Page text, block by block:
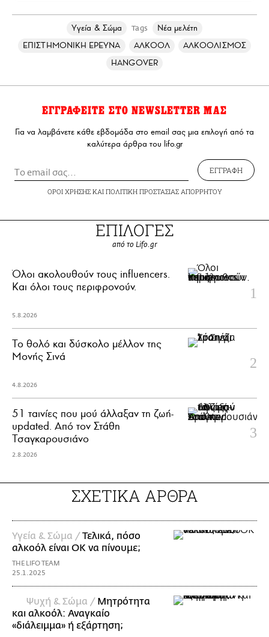
Υγεία & Σώμα Tags
Νέα μελέτη
ΕΠΙΣΤΗΜΟΝΙΚΗ ΕΡΕΥΝΑ
ΑΛΚΟΟΛ
ΑΛΚΟΟΛΙΣΜΟΣ
HANGOVER
ΕΓΓΡΑΦΕΙΤΕ ΣΤΟ NEWSLETTER ΜΑΣ
Για να λαμβάνετε κάθε εβδομάδα στο email σας μια επιλογή από τα
καλύτερα άρθρα του lifo.gr
ΕΓΓΡΑΦΗ
ΟΡΟΙ ΧΡΗΣΗΣΚΑΙ ΠΟΛΙΤΙΚΗ ΠΡΟΣΤΑΣΙΑΣ ΑΠΟΡΡΗΤΟΥ
ΕΠΙΛΟΓΕΣ
από το Lifo.gr
Όλοι ακολουθούν τους influencers.
Και όλοι τους περιφρονούν.
5.8.2026
Το θολό και δύσκολο μέλλον της
Μονής Σινά
4.8.2026
51 ταινίες που μού άλλαξαν τη ζωή-
updated. Aπό τον Στάθη
Τσαγκαρουσιάνο
2.8.2026
ΣΧΕΤΙΚΑ ΑΡΘΡΑ
Υγεία & Σώμα /Τελικά, πόσο
αλκοόλ είναι ΟΚ να πίνουμε;
THE LIFO TEAM
25.1.2025
Ψυχή & Σώμα / Μητρότητα
και αλκοόλ: Αναγκαίο
«διάλειμμα» ή εξάρτηση;